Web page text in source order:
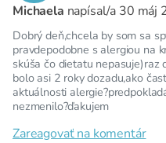
Michaela napísal/a 30 máj
Dobrý deň,chcela by som sa
pravdepodobne s alergiou na
skúša čo dietatu nepasuje)raz
bolo asi 2 roky dozadu,ako
aktuálnosti
nezmenilo?ďakujem
Zareagovať na komentár